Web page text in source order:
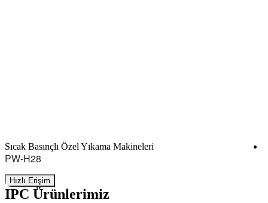
Sıcak Basınçlı Özel Yıkama Makineleri
PW-H28
Hızlı Erişim
IPC Ürünlerimiz